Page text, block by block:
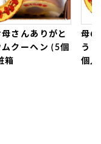
れ・メッセージ
ンブレム風/10
さんありがと
クーヘン (5個
箱
母
う
個